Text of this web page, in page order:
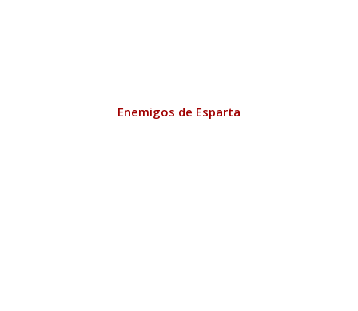
Enemigos de Esparta